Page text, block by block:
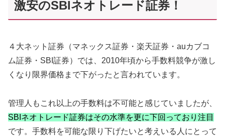
激安のSBIネオトレード証券！
４大ネット証券（マネックス証券・楽天証券・auカブコ
ム証券・SBI証券）では、2010年頃から手数料競争が激し
くなり限界価格まで下がったと言われています。
管理人もこれ以上の手数料は不可能と感じていましたが、
SBIネオトレード証券はその水準を更に下回っており注目
です。手数料を可能な限り下げたいと考えいる人にとって